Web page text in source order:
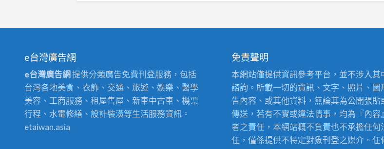
e台灣廣告網
e台灣廣告網 提供分類廣告免費刊登服務，包括
台灣各地美食、衣飾、交通、旅遊、娛樂、醫學
美容、工商服務、租屋售屋、新車中古車、機票
行程、水電修繕、設計裝潢等生活服務資訊。
etaiwan.asia
免責聲明
本網站僅提供資訊參考平台，並不涉入其
諮詢。所載一切的資訊、文字、照片、圖
告內容、或其他資料，無論其為公開張貼
傳送，若有不實或違法情事，均為『內容
者之責任，本網站概不負責也不承擔任何
任，僅係提供不特定對象刊登之媒介。任